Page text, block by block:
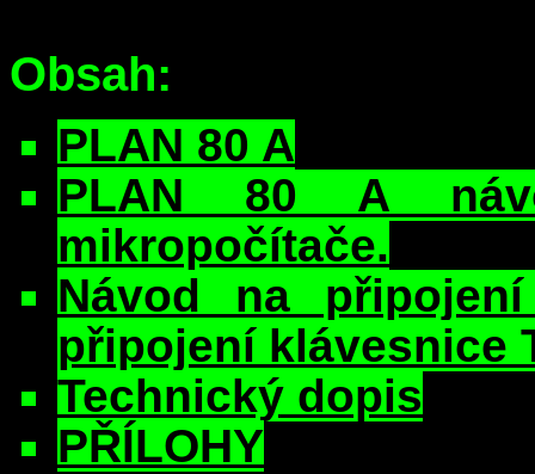
Obsah:
PLAN 80 A
PLAN 80 A
mikropočítače.
Návod na
připojení klávesnice
Technický dopis
PŘÍLOHY